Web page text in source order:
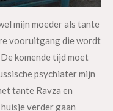
mijn moeder als tante
vooruitgang die wordt
komende tijd moet
psychiater mijn
tante Ravza en
verder gaan